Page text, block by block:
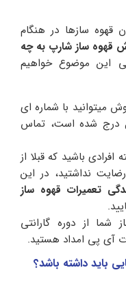
قهوه سازها در هنگام
قهوه ساز شارپ به چه
این موضوع خواهیم
میتوانید با شماره ای
درج شده است، تماس
باشید که قبلا از
نداشتید، در این
تعمیرات قهوه ساز
از دوره گارانتی
آی پی امداد هستید.
باید داشته باشد؟